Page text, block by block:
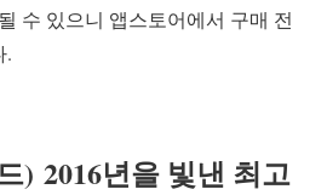
수 있으니 앱스토어에서 구매 전
.
) 2016년을 빛낸 최고